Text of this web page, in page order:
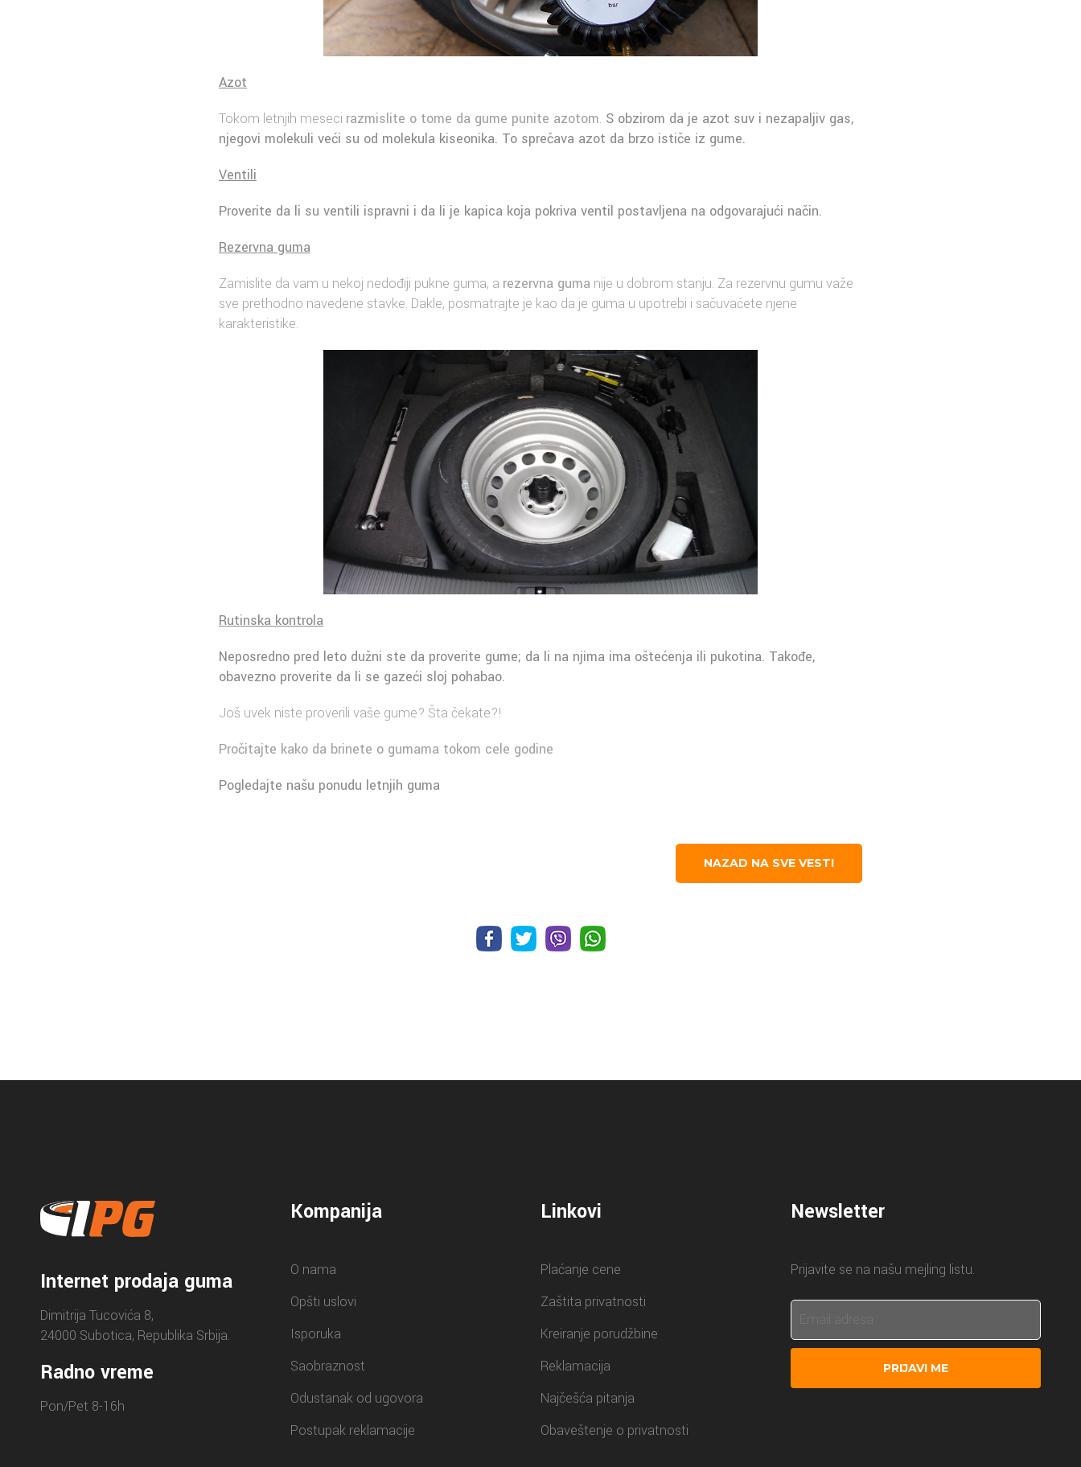
Azot
Tokom letnjih meseci razmislite o tome da gume punite azotom. S obzirom da je azot suv i nezapaljiv gas,
njegovi molekuli veći su od molekula kiseonika. To sprečava azot da brzo ističe iz gume.
Ventili
Proverite da li su ventili ispravni i da li je kapica koja pokriva ventil postavljena na odgovarajući način.
Rezervna guma
Zamislite da vam u nekoj nedođiji pukne guma, a rezervna guma nije u dobrom stanju. Za rezervnu gumu važe
sve prethodno navedene stavke. Dakle, posmatrajte je kao da je guma u upotrebi i sačuvaćete njene
karakteristike.
Rutinska kontrola
Neposredno pred leto dužni ste da proverite gume; da li na njima ima oštećenja ili pukotina. Takođe,
obavezno proverite da li se gazeći sloj pohabao.
Još uvek niste proverili vaše gume? Šta čekate?!
Pročitajte kako da brinete o gumama tokom cele godine
Pogledajte našu ponudu letnjih guma
NAZAD NA SVE VESTI
Internet prodaja guma
Dimitrija Tucovića 8,
24000 Subotica, Republika Srbija.
Radno vreme
Pon/Pet 8-16h
Kompanija
O nama
Opšti uslovi
Isporuka
Saobraznost
Odustanak od ugovora
Postupak reklamacije
Linkovi
Plaćanje cene
Zaštita privatnosti
Kreiranje porudžbine
Reklamacija
Najčešća pitanja
Obaveštenje o privatnosti
Newsletter
Prijavite se na našu mejling listu.
PRIJAVI ME